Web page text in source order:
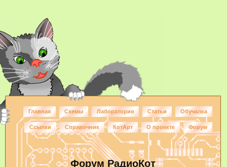
Главная Схемы Лаборатория Статьи Обучалка
Ссылки Справочник КотАрт О проекте Форум
Форум РадиоКот